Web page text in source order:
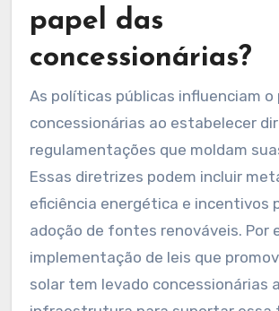
papel das
concessionárias?
As políticas públicas influenciam o
concessionárias ao estabelecer
regulamentações que moldam
Essas diretrizes podem incluir
eficiência energética e incentivos
adoção de fontes renováveis. Por
implementação de leis que
solar tem levado concessionárias